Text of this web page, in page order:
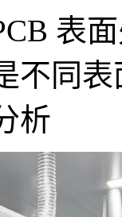
表
不同
析